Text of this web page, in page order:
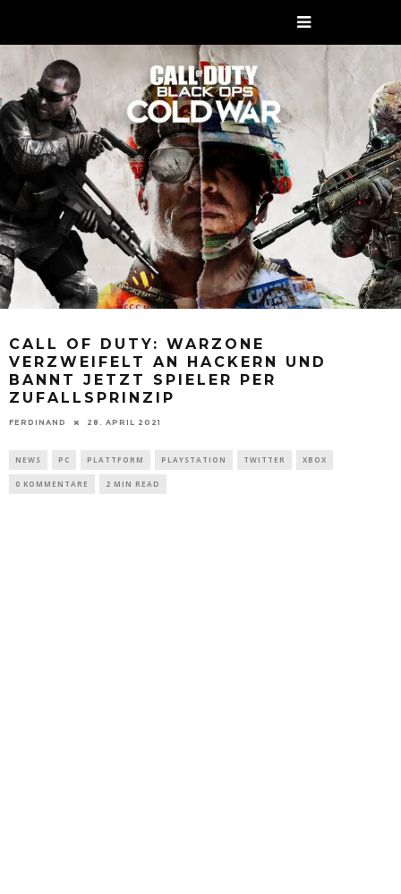
CALL OF DUTY: WARZONE
VERZWEIFELT AN HACKERN UND
BANNT JETZT SPIELER PER
ZUFALLSPRINZIP
FERDINAND 28. APRIL 2021
NEWS PC PLATTFORM PLAYSTATION TWITTER XBOX
0 KOMMENTARE 2 MIN READ